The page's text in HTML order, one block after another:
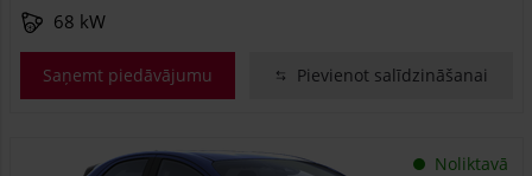
68 kW
Saņemt piedāvājumu Pievienot salīdzināšanai
Noliktavā